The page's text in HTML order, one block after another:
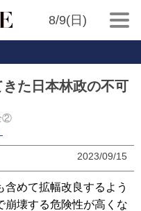
8/9(日)
た日本林政の不可
②
2023/09/15
めて拡幅改良するよう
崩壊する危険性が高くな